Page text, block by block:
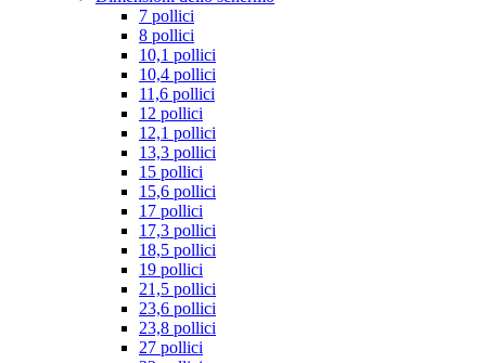
7 pollici
8 pollici
10,1 pollici
10,4 pollici
11,6 pollici
12 pollici
12,1 pollici
13,3 pollici
15 pollici
15,6 pollici
17 pollici
17,3 pollici
18,5 pollici
19 pollici
21,5 pollici
23,6 pollici
23,8 pollici
27 pollici